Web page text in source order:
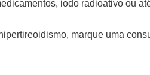
iodo radioativo ou
marque uma